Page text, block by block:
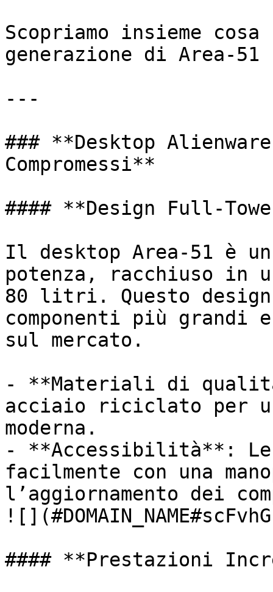
Scopriamo insieme
generazione di Area-
---
### **Desktop
Compromessi**
#### **Design Full-
Il desktop Area-51 è
potenza, racchiuso in
80 litri. Questo
componenti più
sul mercato.
- **Materiali di
acciaio riciclato per
moderna.
- **Accessibilità**:
facilmente con una
l’aggiornamento dei
#### **Prestazioni